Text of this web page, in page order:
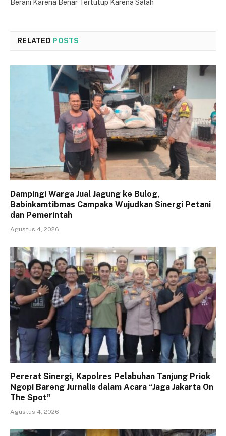
Berani Karena Benar Tertutup Karena Salah
RELATED POSTS
Dampingi Warga Jual Jagung ke Bulog,
Babinkamtibmas Campaka Wujudkan Sinergi Petani
dan Pemerintah
Agustus 4, 2026
Pererat Sinergi, Kapolres Pelabuhan Tanjung Priok
Ngopi Bareng Jurnalis dalam Acara “Jaga Jakarta On
The Spot”
Agustus 4, 2026